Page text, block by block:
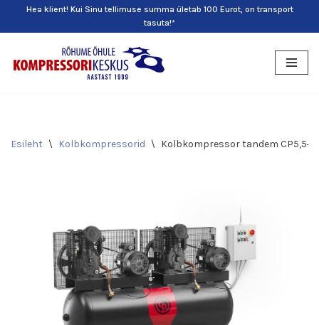
content
Hea klient! Kui Sinu tellimuse summa ületab 100 Eurot, on transport
tasuta!*
Esileht \ Kolbkompressorid \ Kolbkompressor tandem